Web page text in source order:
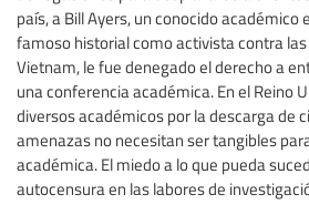
país, a Bill Ayers, un conocido académico
famoso historial como activista contra
Vietnam, le fue denegado el derecho a
una conferencia académica. En el Reino
diversos académicos por la descarga de
amenazas no necesitan ser tangibles
académica. El miedo a lo que pueda
autocensura en las labores de